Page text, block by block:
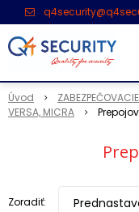
Úvod
VERSA, MICRA
Zoradiť: